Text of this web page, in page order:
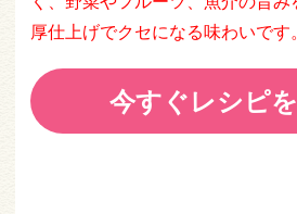
厚仕上げでクセになる味わいです。
今すぐレシピ